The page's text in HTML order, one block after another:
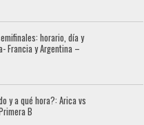
horario, día y
Francia y Argentina –
y a qué hora?: Arica vs
B